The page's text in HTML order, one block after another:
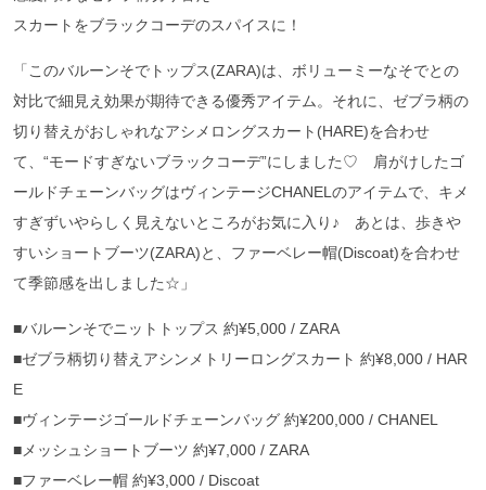
スカートをブラックコーデのスパイスに！
「このバルーンそでトップス(ZARA)は、ボリューミーなそでとの
対比で細見え効果が期待できる優秀アイテム。それに、ゼブラ柄の
切り替えがおしゃれなアシメロングスカート(HARE)を合わせ
て、“モードすぎないブラックコーデ”にしました♡ 肩がけしたゴ
ールドチェーンバッグはヴィンテージCHANELのアイテムで、キメ
すぎずいやらしく見えないところがお気に入り♪ あとは、歩きや
すいショートブーツ(ZARA)と、ファーベレー帽(Discoat)を合わせ
て季節感を出しました☆」
■バルーンそでニットトップス 約¥5,000 / ZARA
■ゼブラ柄切り替えアシンメトリーロングスカート 約¥8,000 / HAR
E
■ヴィンテージゴールドチェーンバッグ 約¥200,000 / CHANEL
■メッシュショートブーツ 約¥7,000 / ZARA
■ファーベレー帽 約¥3,000 / Discoat